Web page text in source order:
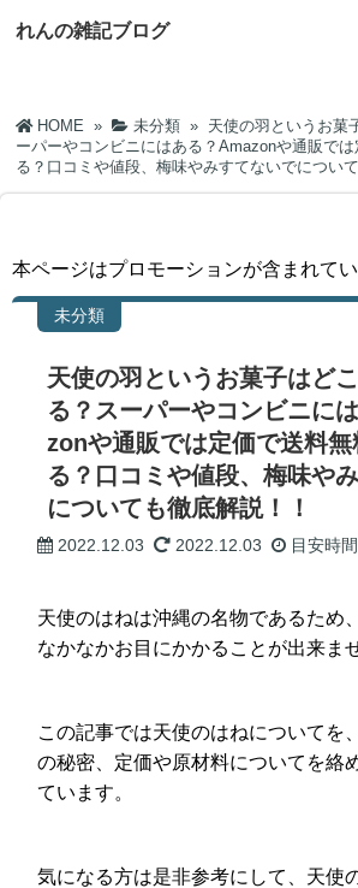
れんの雑記ブログ
HOME » 未分類 » 天使の羽というお菓
ーパーやコンビニにはある？Amazonや通販では
る？口コミや値段、梅味やみすてないでについ
本ページはプロモーションが含まれてい
未分類
天使の羽というお菓子はど
る？スーパーやコンビニに
zonや通販では定価で送料無
る？口コミや値段、梅味や
についても徹底解説！！
2022.12.03 2022.12.03 目安時
天使のはねは沖縄の名物であるため
なかなかお目にかかることが出来ま
この記事では天使のはねについてを
の秘密、定価や原材料についてを絡
ています。
気になる方は是非参考にして、天使